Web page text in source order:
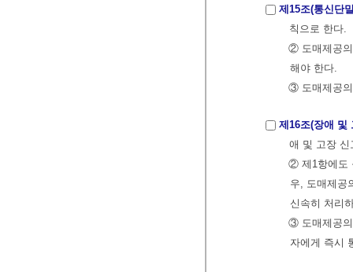
제15조(통신단
칙으로 한다.
② 도매제공의
해야 한다.
③ 도매제공의
제16조(장애 및
애 및 고장
② 제1항에도
우, 도매제공
신속히 처리
③ 도매제공의
자에게 즉시